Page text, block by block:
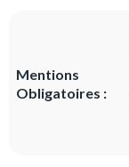
Mentions
Obligatoires :